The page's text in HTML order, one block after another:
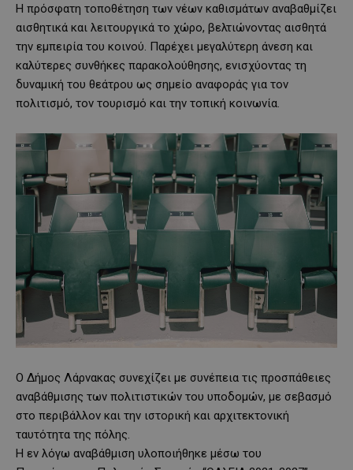
Η πρόσφατη τοποθέτηση των νέων καθισμάτων αναβαθμίζει
αισθητικά και λειτουργικά το χώρο, βελτιώνοντας αισθητά
την εμπειρία του κοινού. Παρέχει μεγαλύτερη άνεση και
καλύτερες συνθήκες παρακολούθησης, ενισχύοντας τη
δυναμική του θεάτρου ως σημείο αναφοράς για τον
πολιτισμό, τον τουρισμό και την τοπική κοινωνία.
Ο Δήμος Λάρνακας συνεχίζει με συνέπεια τις προσπάθειες
αναβάθμισης των πολιτιστικών του υποδομών, με σεβασμό
στο περιβάλλον και την ιστορική και αρχιτεκτονική
ταυτότητα της πόλης.
Η εν λόγω αναβάθμιση υλοποιήθηκε μέσω του